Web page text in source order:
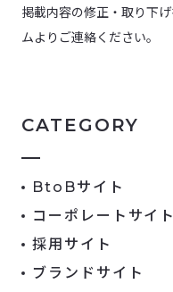
掲載内容の修正・取り下げ
ムよりご連絡ください。
CATEGORY
BtoBサイト
コーポレートサイト
採用サイト
ブランドサイト